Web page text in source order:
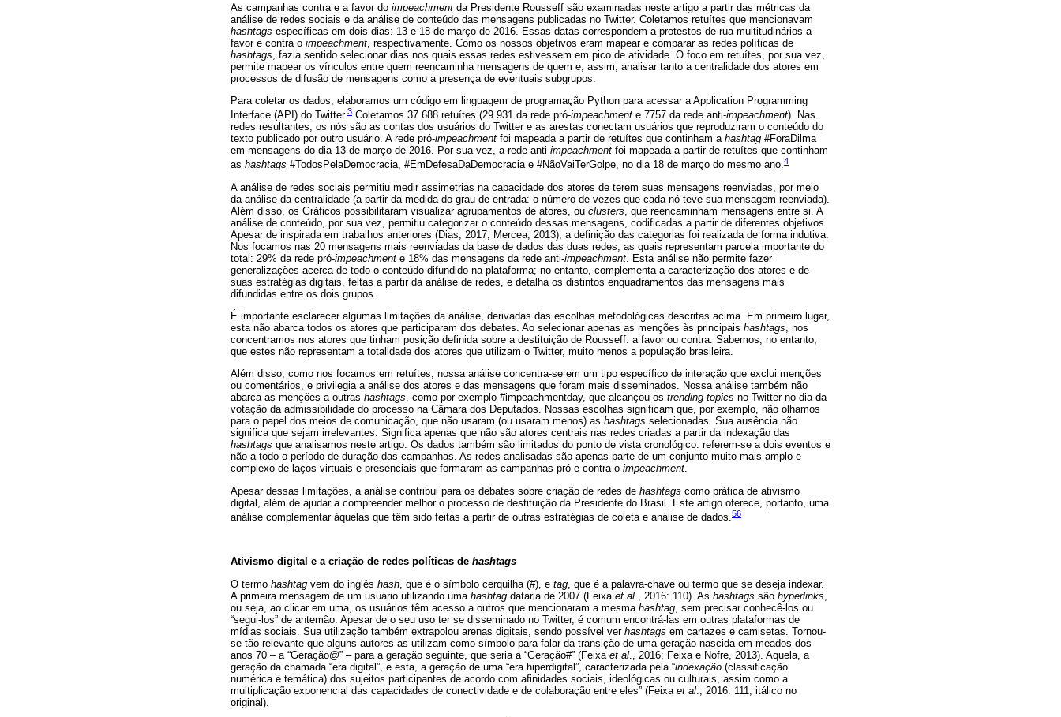
As campanhas contra e a favor do impeachment da Presidente Rousseff são examinadas neste artigo a partir das métricas da
análise de redes sociais e da análise de conteúdo das mensagens publicadas no Twitter. Coletamos retuítes que mencionavam
hashtags específicas em dois dias: 13 e 18 de março de 2016. Essas datas correspondem a protestos de rua multitudinários a
favor e contra o impeachment , respectivamente. Como os nossos objetivos eram mapear e comparar as redes políticas de
hashtags , fazia sentido selecionar dias nos quais essas redes estivessem em pico de atividade. O foco em retuítes, por sua vez,
permite mapear os vínculos entre quem reencaminha mensagens de quem e, assim, analisar tanto a centralidade dos atores em
processos de difusão de mensagens como a presença de eventuais subgrupos.
Para coletar os dados, elaboramos um código em linguagem de programação Python para acessar a Application Programming
Interface (API) do Twitter.3 Coletamos 37 688 retuítes (29 931 da rede pró-impeachment e 7757 da rede anti-impeachment). Nas
redes resultantes, os nós são as contas dos usuários do Twitter e as arestas conectam usuários que reproduziram o conteúdo do
texto publicado por outro usuário. A rede pró-impeachment foi mapeada a partir de retuítes que continham a hashtag #ForaDilma
em mensagens do dia 13 de março de 2016. Por sua vez, a rede anti-impeachment foi mapeada a partir de retuítes que continham
as hashtags #TodosPelaDemocracia, #EmDefesaDaDemocracia e #NãoVaiTerGolpe, no dia 18 de março do mesmo ano.4
A análise de redes sociais permitiu medir assimetrias na capacidade dos atores de terem suas mensagens reenviadas, por meio
da análise da centralidade (a partir da medida do grau de entrada: o número de vezes que cada nó teve sua mensagem reenviada).
Além disso, os Gráficos possibilitaram visualizar agrupamentos de atores, ou clusters, que reencaminham mensagens entre si. A
análise de conteúdo, por sua vez, permitiu categorizar o conteúdo dessas mensagens, codificadas a partir de diferentes objetivos.
Apesar de inspirada em trabalhos anteriores (Dias, 2017; Mercea, 2013), a definição das categorias foi realizada de forma indutiva.
Nos focamos nas 20 mensagens mais reenviadas da base de dados das duas redes, as quais representam parcela importante do
total: 29% da rede pró-impeachment e 18% das mensagens da rede anti-impeachment. Esta análise não permite fazer
generalizações acerca de todo o conteúdo difundido na plataforma; no entanto, complementa a caracterização dos atores e de
suas estratégias digitais, feitas a partir da análise de redes, e detalha os distintos enquadramentos das mensagens mais
difundidas entre os dois grupos.
É importante esclarecer algumas limitações da análise, derivadas das escolhas metodológicas descritas acima. Em primeiro lugar,
esta não abarca todos os atores que participaram dos debates. Ao selecionar apenas as menções às principais hashtags, nos
concentramos nos atores que tinham posição definida sobre a destituição de Rousseff: a favor ou contra. Sabemos, no entanto,
que estes não representam a totalidade dos atores que utilizam o Twitter, muito menos a população brasileira.
Além disso, como nos focamos em retuítes, nossa análise concentra-se em um tipo específico de interação que exclui menções
ou comentários, e privilegia a análise dos atores e das mensagens que foram mais disseminados. Nossa análise também não
abarca as menções a outras hashtags, como por exemplo #impeachmentday, que alcançou os trending topics no Twitter no dia da
votação da admissibilidade do processo na Câmara dos Deputados. Nossas escolhas significam que, por exemplo, não olhamos
para o papel dos meios de comunicação, que não usaram (ou usaram menos) as hashtags selecionadas. Sua ausência não
significa que sejam irrelevantes. Significa apenas que não são atores centrais nas redes criadas a partir da indexação das
hashtags que analisamos neste artigo. Os dados também são limitados do ponto de vista cronológico: referem-se a dois eventos e
não a todo o período de duração das campanhas. As redes analisadas são apenas parte de um conjunto muito mais amplo e
complexo de laços virtuais e presenciais que formaram as campanhas pró e contra o impeachment.
Apesar dessas limitações, a análise contribui para os debates sobre criação de redes de hashtags como prática de ativismo
digital, além de ajudar a compreender melhor o processo de destituição da Presidente do Brasil. Este artigo oferece, portanto, uma
análise complementar àquelas que têm sido feitas a partir de outras estratégias de coleta e análise de dados.56
Ativismo digital e a criação de redes políticas de hashtags
O termo hashtag vem do inglês hash , que é o símbolo cerquilha (#), e tag , que é a palavra-chave ou termo que se deseja indexar.
A primeira mensagem de um usuário utilizando uma hashtag dataria de 2007 (Feixa et al ., 2016: 110). As hashtags são hyperlinks
ou seja, ao clicar em uma, os usuários têm acesso a outros que mencionaram a mesma hashtag , sem precisar conhecê-los ou
“segui-los” de antemão. Apesar de o seu uso ter se disseminado no Twitter, é comum encontrá-las em outras plataformas de
mídias sociais. Sua utilização também extrapolou arenas digitais, sendo possível ver hashtags em cartazes e camisetas. Tornou-
se tão relevante que alguns autores as utilizam como símbolo para falar da transição de uma geração nascida em meados dos
anos 70 – a “Geração@” – para a geração seguinte, que seria a “Geração#” (Feixa et al ., 2016; Feixa e Nofre, 2013). Aquela, a
geração da chamada “era digital”, e esta, a geração de uma “era hiperdigital”, caracterizada pela “indexação (classificação
numérica e temática) dos sujeitos participantes de acordo com afinidades sociais, ideológicas ou culturais, assim como a
multiplicação exponencial das capacidades de conectividade e de colaboração entre eles” (Feixa et al ., 2016: 111; itálico no
original).